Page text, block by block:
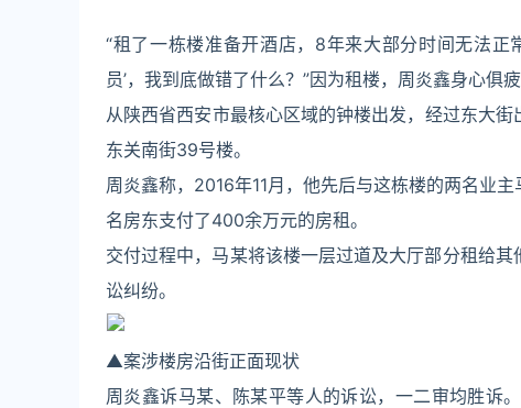
“租了一栋楼准备开酒店，8年来大部分时间无法正
员’，我到底做错了什么？”因为租楼，周炎鑫身心俱疲
从陕西省西安市最核心区域的钟楼出发，经过东大
东关南街39号楼。
周炎鑫称，2016年11月，他先后与这栋楼的两名业
名房东支付了400余万元的房租。
交付过程中，马某将该楼一层过道及大厅部分租给
讼纠纷。
▲案涉楼房沿街正面现状
周炎鑫诉马某、陈某平等人的诉讼，一二审均胜诉